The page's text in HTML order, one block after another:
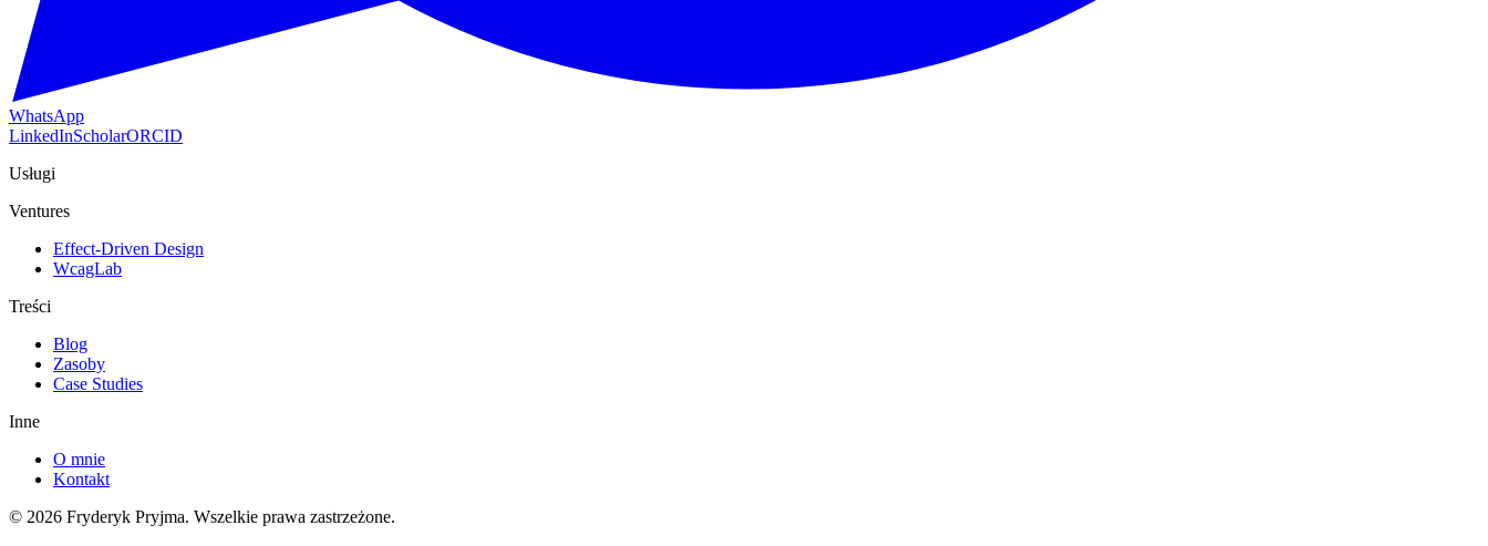
WhatsApp
LinkedInScholarORCID
Usługi
Ventures
Effect-Driven Design
WcagLab
Treści
Blog
Zasoby
Case Studies
Inne
O mnie
Kontakt
© 2026 Fryderyk Pryjma. Wszelkie prawa zastrzeżone.